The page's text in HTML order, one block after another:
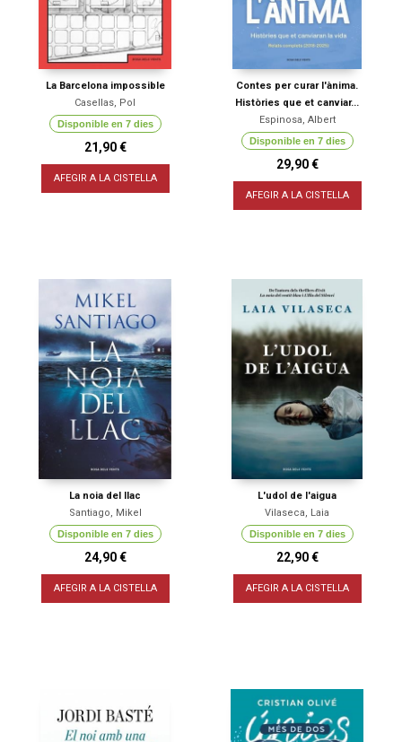
La Barcelona impossible
Casellas, Pol
Disponible en 7 dies
21,90 €
AFEGIR A LA CISTELLA
Contes per curar l'ànima.
Històries que et canviar...
Espinosa, Albert
Disponible en 7 dies
29,90 €
AFEGIR A LA CISTELLA
La noia del llac
Santiago, Mikel
Disponible en 7 dies
24,90 €
AFEGIR A LA CISTELLA
L'udol de l'aigua
Vilaseca, Laia
Disponible en 7 dies
22,90 €
AFEGIR A LA CISTELLA